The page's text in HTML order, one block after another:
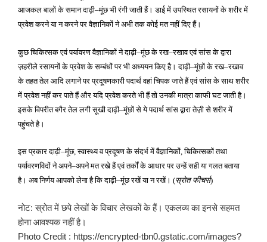
आजकल बालों के समान दाढ़ी–मूंछ भी रंगी जाती हैं। डाई में उपस्थित रसायनों के शरीर में
प्रवेश करने या न करने पर वैज्ञानिकों ने अभी तक कोई मत नहीं दिए हैं।
कुछ चिकित्सक एवं पर्यावरण वैज्ञानिकों ने दाढ़ी–मूंछ के रख–रखाव एवं सांस के द्वारा
ज़हरीले रसायनों के प्रवेश के सम्बंधों पर भी अध्ययन किए है। दाढ़ी–मूंछों के रख–रखाव
के तहत तेल आदि लगाने पर प्रदूषणकारी पदार्थ वहां चिपक जाते हैं एवं सांस के साथ शरीर
में प्रवेश नहीं कर पाते हैं और यदि प्रवेश करते भी हैं तो उनकी मात्रा काफी घट जाती है।
इसके विपरीत बगैर तेल लगी सूखी दाढ़ी–मूंछों से ये पदार्थ सांस द्वारा तेज़ी से शरीर में
पहुंचते है।
इस प्रकार दाढ़ी–मूंछ,स्वास्थ्य व प्रदूषण के संदर्भ में वैज्ञानिकों,चिकित्सकों तथा
पर्यावरणविदों ने अपने–अपने मत रखे हैं एवं तर्कों के आधार पर उन्हें सही या गलत बताया
है। अब निर्णय आपको लेना है कि दाढ़ी–मूंछ रखें या न रखें। (स्रोत फीचर्स)
नोट: स्रोत में छपे लेखों के विचार लेखकों के हैं। एकलव्य का इनसे सहमत
होना आवश्यक नहीं है।
Photo Credit : https://encrypted-tbn0.gstatic.com/images?